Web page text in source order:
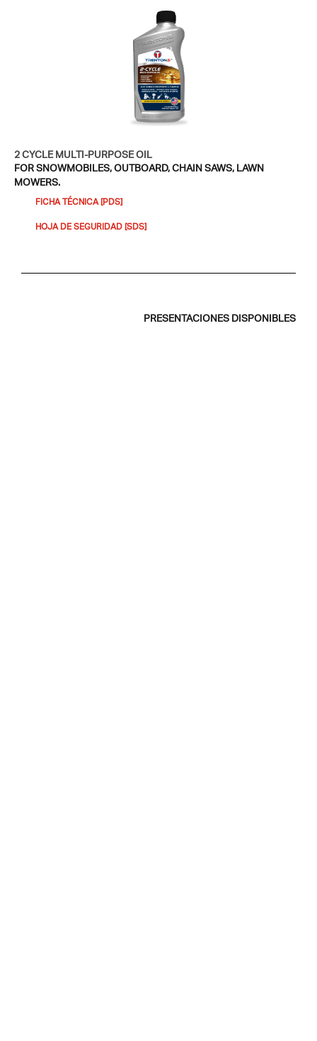
2 CYCLE​ MULTI-PURPOSE OIL
FOR SNOWMOBILES, OUTBOARD, CHAIN SAWS, LAWN
MOWERS.
FICHA TÉCNICA [PDS]
HOJA DE SEGURIDAD [SDS]​
PRESENTACIONES DISPONIBLES